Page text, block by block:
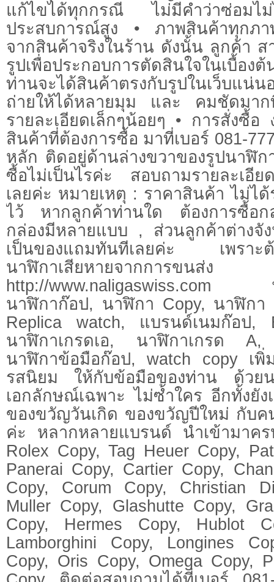
แก้ไขได้ทุกกรณี ไม่มีคำว่าซ่อมไ
ประสบการณ์สูง • ภาพสินค้าทุกภา
จากสินค้าจริงในร้าน ดังนั้น ลูกค้า ส
รูปเพื่อประกอบการตัดสินใจในเบื้อ
ท่านจะได้สินค้าตรงกับรูปในเว็บแน่น
ถ่ายให้ได้หลายมุม และ คมชัดมาก
รายละเอียดเล็กๆน้อยๆ • การสั่งซื้อ
สินค้าที่ต้องการซื้อ มาที่เบอร์ 081-
หลัก ติดอยู่ด้านล่างขวาของรูปนาฬิก
ซื้อไม่เป็นไรค่ะ สอบถามรายละเอีย
เลยค่ะ หมายเหตุ : ราคาสินค้า ไม่ไ
ไว้ หากลูกค้าท่านใด ต้องการซื้อก
กล่องมีหลายแบบ , ส่วนลูกค้าต่างจั
เป็นของแถมทันทีเลยค่ะ เพราะต้
นาฬิกาเสียหายจากการขนส่ง
http://www.naligaswiss.com น
นาฬิกาก๊อป, นาฬิกา Copy, นาฬิกา
Replica watch, แบรนด์เนมก๊อป,
นาฬิกาเกรดเอ, นาฬิกาเกรด A,
นาฬิกาข้อมือก๊อป, watch copy เพิ่
รสนิยม ให้กับข้อมือของท่าน ด้วย
เอกลักษณ์เฉพาะ ไม่ซ้ำใคร อีกทั้งยัง
ของขวัญวันเกิด ของขวัญปีใหม่ กับ
ค่ะ หลากหลายแบรนด์ นำเข้ามาค
Rolex Copy, Tag Heuer Copy,
Panerai Copy, Cartier Copy,
Copy, Corum Copy, Christian
Muller Copy, Glashutte Copy,
Copy, Hermes Copy, Hublot
Lamborghini Copy, Longines
Copy, Oris Copy, Omega Copy,